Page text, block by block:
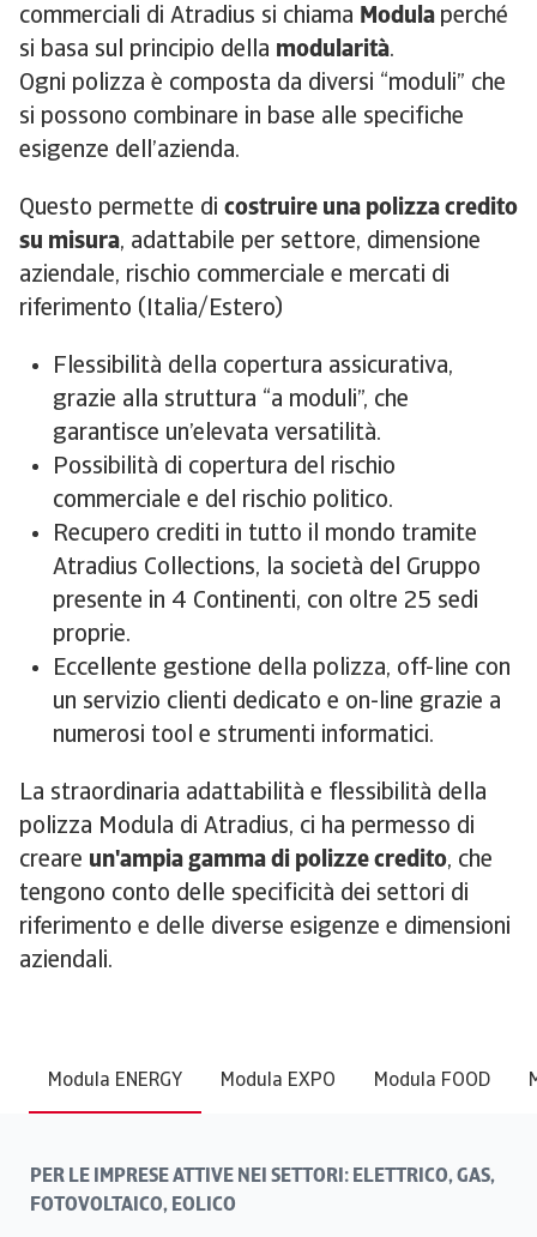
commerciali di Atradius si chiama Modula perché
si basa sul principio della modularità.
Ogni polizza è composta da diversi “moduli” che
si possono combinare in base alle specifiche
esigenze dell’azienda.
Questo permette di costruire una polizza credito
su misura, adattabile per settore, dimensione
aziendale, rischio commerciale e mercati di
riferimento (Italia/Estero)
Flessibilità della copertura assicurativa,
grazie alla struttura “a moduli”, che
garantisce un’elevata versatilità.
Possibilità di copertura del rischio
commerciale e del rischio politico.
Recupero crediti in tutto il mondo tramite
Atradius Collections, la società del Gruppo
presente in 4 Continenti, con oltre 25 sedi
proprie.
Eccellente gestione della polizza, off-line con
un servizio clienti dedicato e on-line grazie a
numerosi tool e strumenti informatici.
La straordinaria adattabilità e flessibilità della
polizza Modula di Atradius, ci ha permesso di
creare un'ampia gamma di polizze credito, che
tengono conto delle specificità dei settori di
riferimento e delle diverse esigenze e dimensioni
aziendali.
Modula ENERGY Modula EXPO Modula FOOD
PER LE IMPRESE ATTIVE NEI SETTORI: ELETTRICO, GAS,
FOTOVOLTAICO, EOLICO